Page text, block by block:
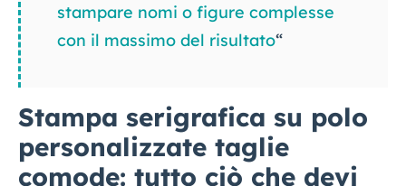
stampare nomi o figure complesse
con il massimo del risultato“
Stampa serigrafica su polo
personalizzate taglie
comode: tutto ciò che devi